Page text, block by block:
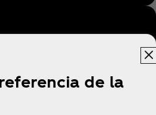
Studio
de la